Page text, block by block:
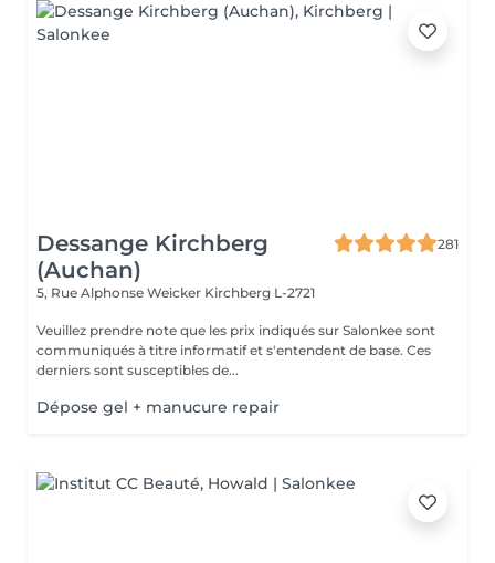
Dessange Kirchberg
(Auchan)
281
5, Rue Alphonse Weicker Kirchberg L-2721
Veuillez prendre note que les prix indiqués sur Salonkee sont
communiqués à titre informatif et s'entendent de base. Ces
derniers sont susceptibles de...
Dépose gel + manucure repair